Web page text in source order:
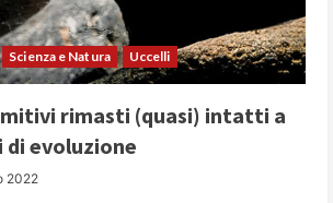
Scienza e Natura Uccelli
rimasti (quasi) intatti a
di evoluzione
2022